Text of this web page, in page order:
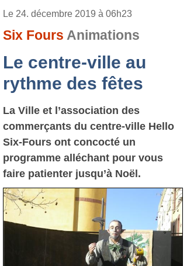
Le 24. décembre 2019 à 06h23
Six Fours Animations
Le centre-ville au
rythme des fêtes
La Ville et l’association des
commerçants du centre-ville Hello
Six-Fours ont concocté un
programme alléchant pour vous
faire patienter jusqu’à Noël.